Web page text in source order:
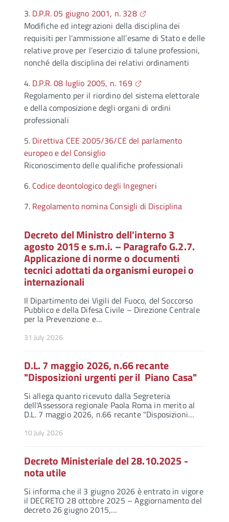
3. D.P.R. 05 giugno 2001, n. 328
Modifiche ed integrazioni della disciplina dei
requisiti per l’ammissione all’esame di Stato e delle
relative prove per l’esercizio di talune professioni,
nonché della disciplina dei relativi ordinamenti
4. D.P.R. 08 luglio 2005, n. 169
Regolamento per il riordino del sistema elettorale
e della composizione degli organi di ordini
professionali
5. Direttiva CEE 2005/36/CE del parlamento
europeo e del Consiglio
Riconoscimento delle qualifiche professionali
6. Codice deontologico degli Ingegneri
7. Regolamento nomina Consigli di Disciplina
Decreto del Ministro dell'interno 3
agosto 2015 e s.m.i. – Paragrafo G.2.7.
Applicazione di norme o documenti
tecnici adottati da organismi europei o
internazionali
Il Dipartimento dei Vigili del Fuoco, del Soccorso
Pubblico e della Difesa Civile – Direzione Centrale
per la Prevenzione e…
31 July 2026
D.L. 7 maggio 2026, n.66 recante
"Disposizioni urgenti per il Piano Casa"
Si allega quanto ricevuto dalla Segreteria
dell'Assessora regionale Paola Roma in merito al
D.L. 7 maggio 2026, n.66 recante "Disposizioni…
10 July 2026
Decreto Ministeriale del 28.10.2025 -
nota utile
Si informa che il 3 giugno 2026 è entrato in vigore
il DECRETO 28 ottobre 2025 – Aggiornamento del
decreto 26 giugno 2015,…